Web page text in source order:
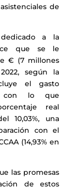
de
a la
que se le
€ (7 millones
según la
el gasto
con lo que
real
10,03%, una
con el
(14,93% en
las promesas
de estos